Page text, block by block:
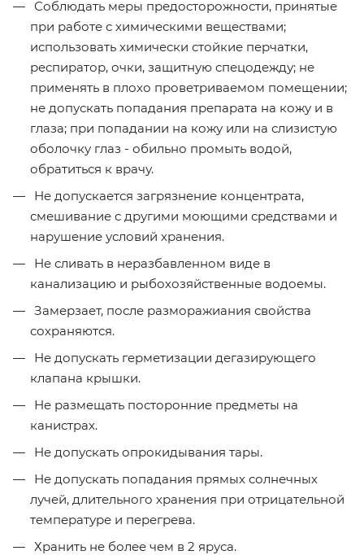
Соблюдать меры предосторожности, принятые
при работе с химическими веществами;
использовать химически стойкие перчатки,
респиратор, очки, защитную спецодежду; не
применять в плохо проветриваемом помещении;
не допускать попадания препарата на кожу и в
глаза; при попадании на кожу или на слизистую
оболочку глаз - обильно промыть водой,
обратиться к врачу.
Не допускается загрязнение концентрата,
смешивание с другими моющими средствами и
нарушение условий хранения.
Не сливать в неразбавленном виде в
канализацию и рыбохозяйственные водоемы.
Замерзает, после разморажиания свойства
сохраняются.
Не допускать герметизации дегазирующего
клапана крышки.
Не размещать посторонние предметы на
канистрах.
Не допускать опрокидывания тары.
Не допускать попадания прямых солнечных
лучей, длительного хранения при отрицательной
температуре и перегрева.
Хранить не более чем в 2 яруса.